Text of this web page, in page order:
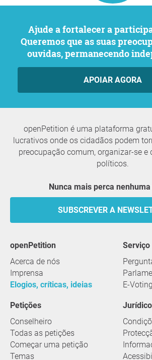
Ajude a fortalecer a participação cívica.
Queremos que as suas
ouvidas, permanecendo
APOIAR AGORA
openPetition é uma plataforma
lucrativos onde os cidadãos podem
preocupação comum, organizar-se e
políticos.
Nunca mais perca
SUBSCREVER A
openPetition
Acerca de nós
Imprensa
Elogios, críticas, ideias
serviço
E-Voting
Petições
Conselheiro
Todas as petições
Começar uma petição
Temas
Jurídico